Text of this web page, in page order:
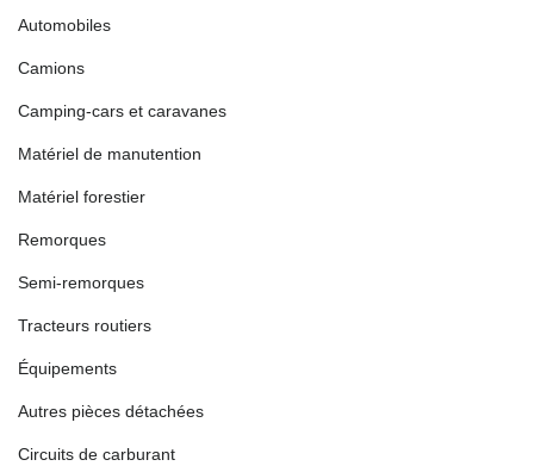
Automobiles
Camions
Camping-cars et caravanes
Matériel de manutention
Matériel forestier
Remorques
Semi-remorques
Tracteurs routiers
Équipements
Autres pièces détachées
Circuits de carburant